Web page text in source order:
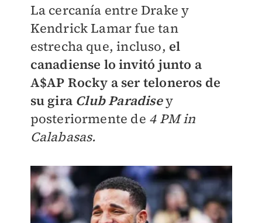
La cercanía entre Drake y
Kendrick Lamar fue tan
estrecha que, incluso, el
canadiense lo invitó junto a
A$AP Rocky a ser teloneros de
su giraClub Paradisey
posteriormente de 4 PM in
Calabasas.